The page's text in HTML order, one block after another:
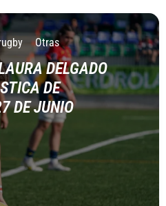
Otras
DELGADO
DE
DE JUNIO